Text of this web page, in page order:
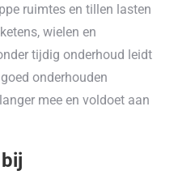
ruimtes en tillen lasten
wielen en
tijdig onderhoud leidt
onderhouden
mee en voldoet aan